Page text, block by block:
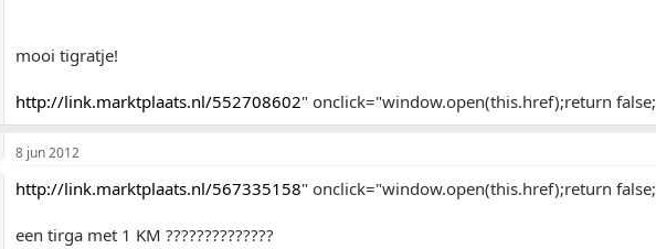
mooi tigratje!
http://link.marktplaats.nl/552708602" onclick="window.open(this.href);return false;
8 jun 2012
http://link.marktplaats.nl/567335158" onclick="window.open(this.href);return false;
een tirga met 1 KM ??????????????